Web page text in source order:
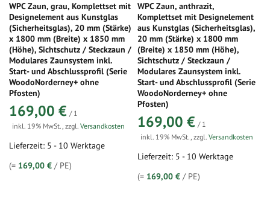
WPC Zaun, grau, Komplettset mit
Designelement aus Kunstglas
(Sicherheitsglas), 20 mm (Stärke)
x 1800 mm (Breite) x 1850 mm
(Höhe), Sichtschutz / Steckzaun /
Modulares Zaunsystem inkl.
Start- und Abschlussprofil (Serie
WoodoNorderney+ ohne
Pfosten)
169,00 € / 1
inkl. 19% MwSt., zzgl. Versandkosten
Lieferzeit: 5 - 10 Werktage
(= 169,00 € / PE)
WPC Zaun, anthrazit,
Komplettset mit Designelement
aus Kunstglas (Sicherheitsglas),
20 mm (Stärke) x 1800 mm
(Breite) x 1850 mm (Höhe),
Sichtschutz / Steckzaun /
Modulares Zaunsystem inkl.
Start- und Abschlussprofil (Serie
WoodoNorderney+ ohne
Pfosten)
169,00 € / 1
inkl. 19% MwSt.,zzgl.Versandkosten
Lieferzeit: 5 - 10 Werktage
(= 169,00 € / PE)